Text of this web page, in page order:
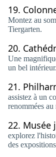
19.
Montez au
Tiergarten.
20.
Une
un bel intérieur.
21.
assistez à un
renommées au
22. Musée
explorez
des